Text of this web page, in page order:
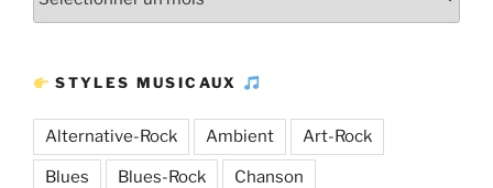
STYLES MUSICAUX
Alternative-Rock Ambient Art-Rock
Blues Blues-Rock Chanson